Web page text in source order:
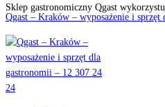
Qgast – Kraków – wyposażenie i
Sklep gastronomiczny Qgast